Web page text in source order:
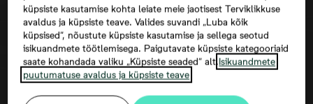
Kaardi kuvamine eeldab kolmandate
osapoolte küpsiste lubamist
küpsiste kasutamise kohta leiate meie jaotisest Terviklikkuse
avaldus ja küpsiste teave. Valides suvandi „Luba kõik
küpsised“, nõustute küpsiste kasutamise ja sellega seotud
isikuandmete töötlemisega. Paigutavate küpsiste kategooriaid
saate kohandada valiku „Küpsiste seaded“ alt.Isikuandmete
puutumatuse avaldus ja küpsiste teave